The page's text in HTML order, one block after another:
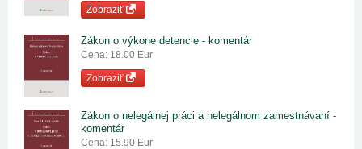
Zobraziť
Zákon o výkone detencie - komentár
Cena: 18.00 Eur
Zobraziť
Zákon o nelegálnej práci a nelegálnom zamestnávaní -
komentár
Cena: 15.90 Eur